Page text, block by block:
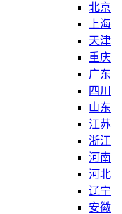
北京
上海
天津
重庆
广东
四川
山东
江苏
浙江
河南
河北
辽宁
安徽